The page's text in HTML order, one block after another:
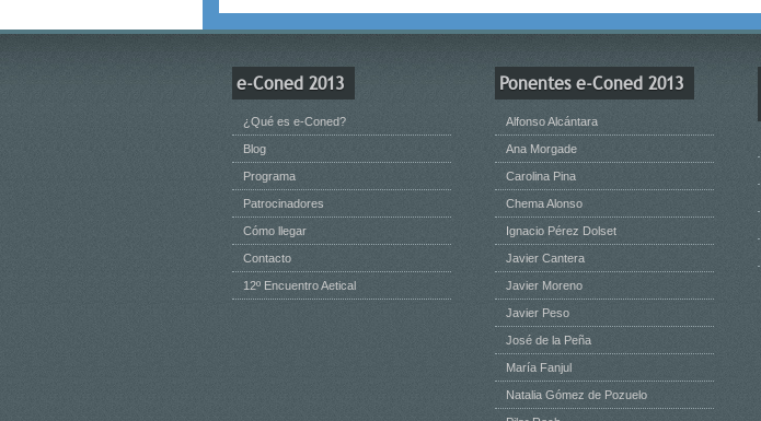
e-Coned 2013
¿Qué es e-Coned?
Blog
Programa
Patrocinadores
Cómo llegar
Contacto
12º Encuentro Aetical
Ponentes e-Coned 2013
Alfonso Alcántara
Ana Morgade
Carolina Pina
Chema Alonso
Ignacio Pérez Dolset
Javier Cantera
Javier Moreno
Javier Peso
José de la Peña
María Fanjul
Natalia Gómez de Pozuelo